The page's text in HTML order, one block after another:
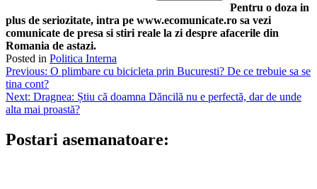
Pentru o doza in
plus de seriozitate, intra pe www.ecomunicate.ro sa vezi
comunicate de presa si stiri reale la zi despre afacerile din
Romania de astazi.
Posted in Politica Interna
Navigare
în
articole
Previous: O plimbare cu bicicleta prin Bucuresti? De ce trebuie sa se
tina cont?
Next: Dragnea: Știu că doamna Dăncilă nu e perfectă, dar de unde
alta mai proastă?
Postari asemanatoare: